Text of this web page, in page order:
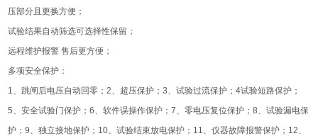
压部分且更换方便；
试验结果自动筛选可选择性保留；
远程维护报警 售后更方便；
多项安全保护：
1、跳闸后电压自动回零；2、超压保护；3、试验过流保护；4试验短路保护；
5、安全试验门保护；6、软件误操作保护；7、零电压复位保护；8、试验漏电保
护；9、独立接地保护；10、试验结束放电保护；11、仪器故障报警保护；12、